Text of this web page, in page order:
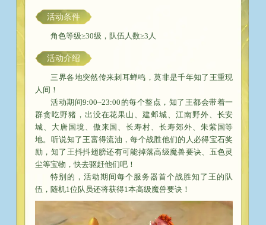
活动条件
角色等级≥30级，队伍人数≥3人
活动介绍
三界各地突然传来刺耳蝉鸣，莫非是千年知了王重现
人间！
活动期间9:00~23:00的每个整点，知了王都会带着一
群贪吃野猪，出没在花果山、建邺城、江南野外、长安
城、大唐国境、傲来国、长寿村、长寿郊外、朱紫国等
地。听说知了王富得流油，每个战胜他们的人必得宝石奖
励，知了王抖抖翅膀还有可能掉落高级魔兽要诀、五色灵
尘等宝物，快去驱赶他们吧！
特别的，活动期间每个服务器首个战胜知了王的队
伍，随机1位队员还将获得1本高级魔兽要诀！